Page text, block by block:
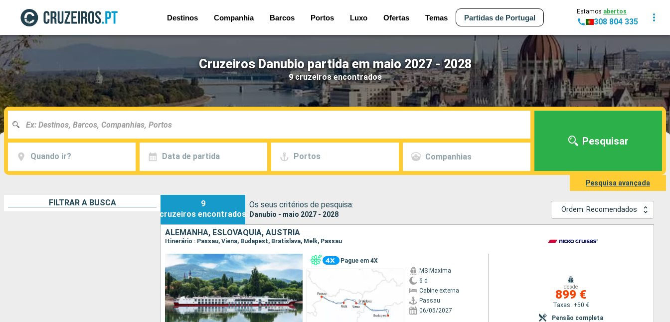
Destinos Companhia Barcos Portos Luxo Ofertas Temas Partidas de Portugal
Estamos abertos
308 804 335
Cruzeiros Danubio partida em maio 2027 - 2028
9 cruzeiros encontrados
Quando ir? Data de partida Portos Companhias
Pesquisar
Pesquisa avançada
FILTRAR A BUSCA
9
cruzeiros encontrados
Os seus critérios de pesquisa:
Danubio - maio 2027 - 2028
Ordem: Recomendados
ALEMANHA, ESLOVÁQUIA, ÁUSTRIA
Itinerário : Passau, Viena, Budapest, Bratislava, Melk, Passau
Pague em 4X
MS Maxima
6 d
Cabine externa
Passau
06/05/2027
desde
899 €
Taxas: +50 €
Pensão completa